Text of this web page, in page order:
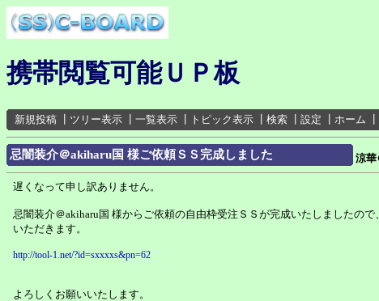
携帯閲覧可能ＵＰ板
新規投稿 ツリー表示 一覧表示 トピック表示 検索 設定 ホーム
忌闇装介＠akiharu国 様ご依頼ＳＳ完成しました 涼華
遅くなって申し訳ありません。
忌闇装介＠akiharu国 様からご依頼の自由枠受注ＳＳが完成いたしましたので
いただきます。
http://tool-1.net/?id=sxxxxs&pn=62
よろしくお願いいたします。